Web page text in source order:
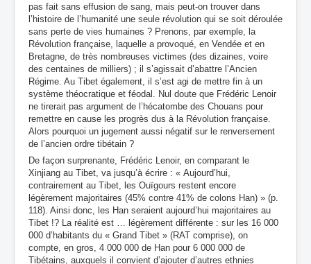
pas fait sans effusion de sang, mais peut-on trouver dans
l’histoire de l’humanité une seule révolution qui se soit déroulée
sans perte de vies humaines ? Prenons, par exemple, la
Révolution française, laquelle a provoqué, en Vendée et en
Bretagne, de très nombreuses victimes (des dizaines, voire
des centaines de milliers) ; il s’agissait d’abattre l’Ancien
Régime. Au Tibet également, il s’est agi de mettre fin à un
système théocratique et féodal. Nul doute que Frédéric Lenoir
ne tirerait pas argument de l’hécatombe des Chouans pour
remettre en cause les progrès dus à la Révolution française.
Alors pourquoi un jugement aussi négatif sur le renversement
de l’ancien ordre tibétain ?
De façon surprenante, Frédéric Lenoir, en comparant le
Xinjiang au Tibet, va jusqu’à écrire : « Aujourd’hui,
contrairement au Tibet, les Ouïgours restent encore
légèrement majoritaires (45% contre 41% de colons Han) » (p.
118). Ainsi donc, les Han seraient aujourd’hui majoritaires au
Tibet !? La réalité est … légèrement différente : sur les 16 000
000 d’habitants du « Grand Tibet » (RAT comprise), on
compte, en gros, 4 000 000 de Han pour 6 000 000 de
Tibétains, auxquels il convient d’ajouter d’autres ethnies